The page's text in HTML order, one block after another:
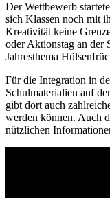
Der Wettbewerb
sich Klassen noch mit
Kreativität keine
oder Aktionstag an der
Jahresthema
Für die Integration in
Schulmaterialien auf
gibt dort auch
werden können. Auch
nützlichen